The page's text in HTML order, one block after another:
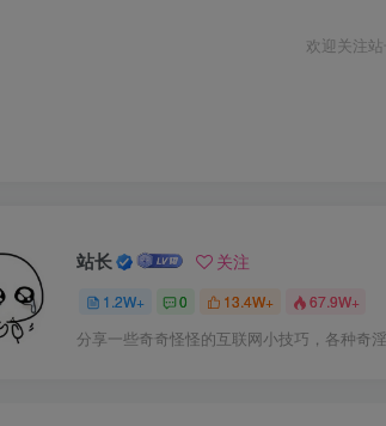
欢迎关注
站长 关注
1.2W+ 0 13.4W+ 67.9W+
分享一些奇奇怪怪的互联网小技巧，各种奇淫